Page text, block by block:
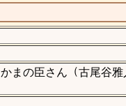
まの臣さん （古尾谷雅